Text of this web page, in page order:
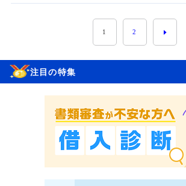
1 2
注目の特集